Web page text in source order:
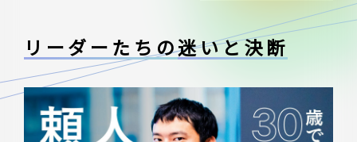
リーダーたちの迷いと決断